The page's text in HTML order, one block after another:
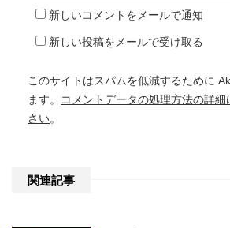
新しいコメントをメールで通知
新しい投稿をメールで受け取る
このサイトはスパムを低減するために
ます。
コメントデータの処理方法の詳
さい。
関連記事